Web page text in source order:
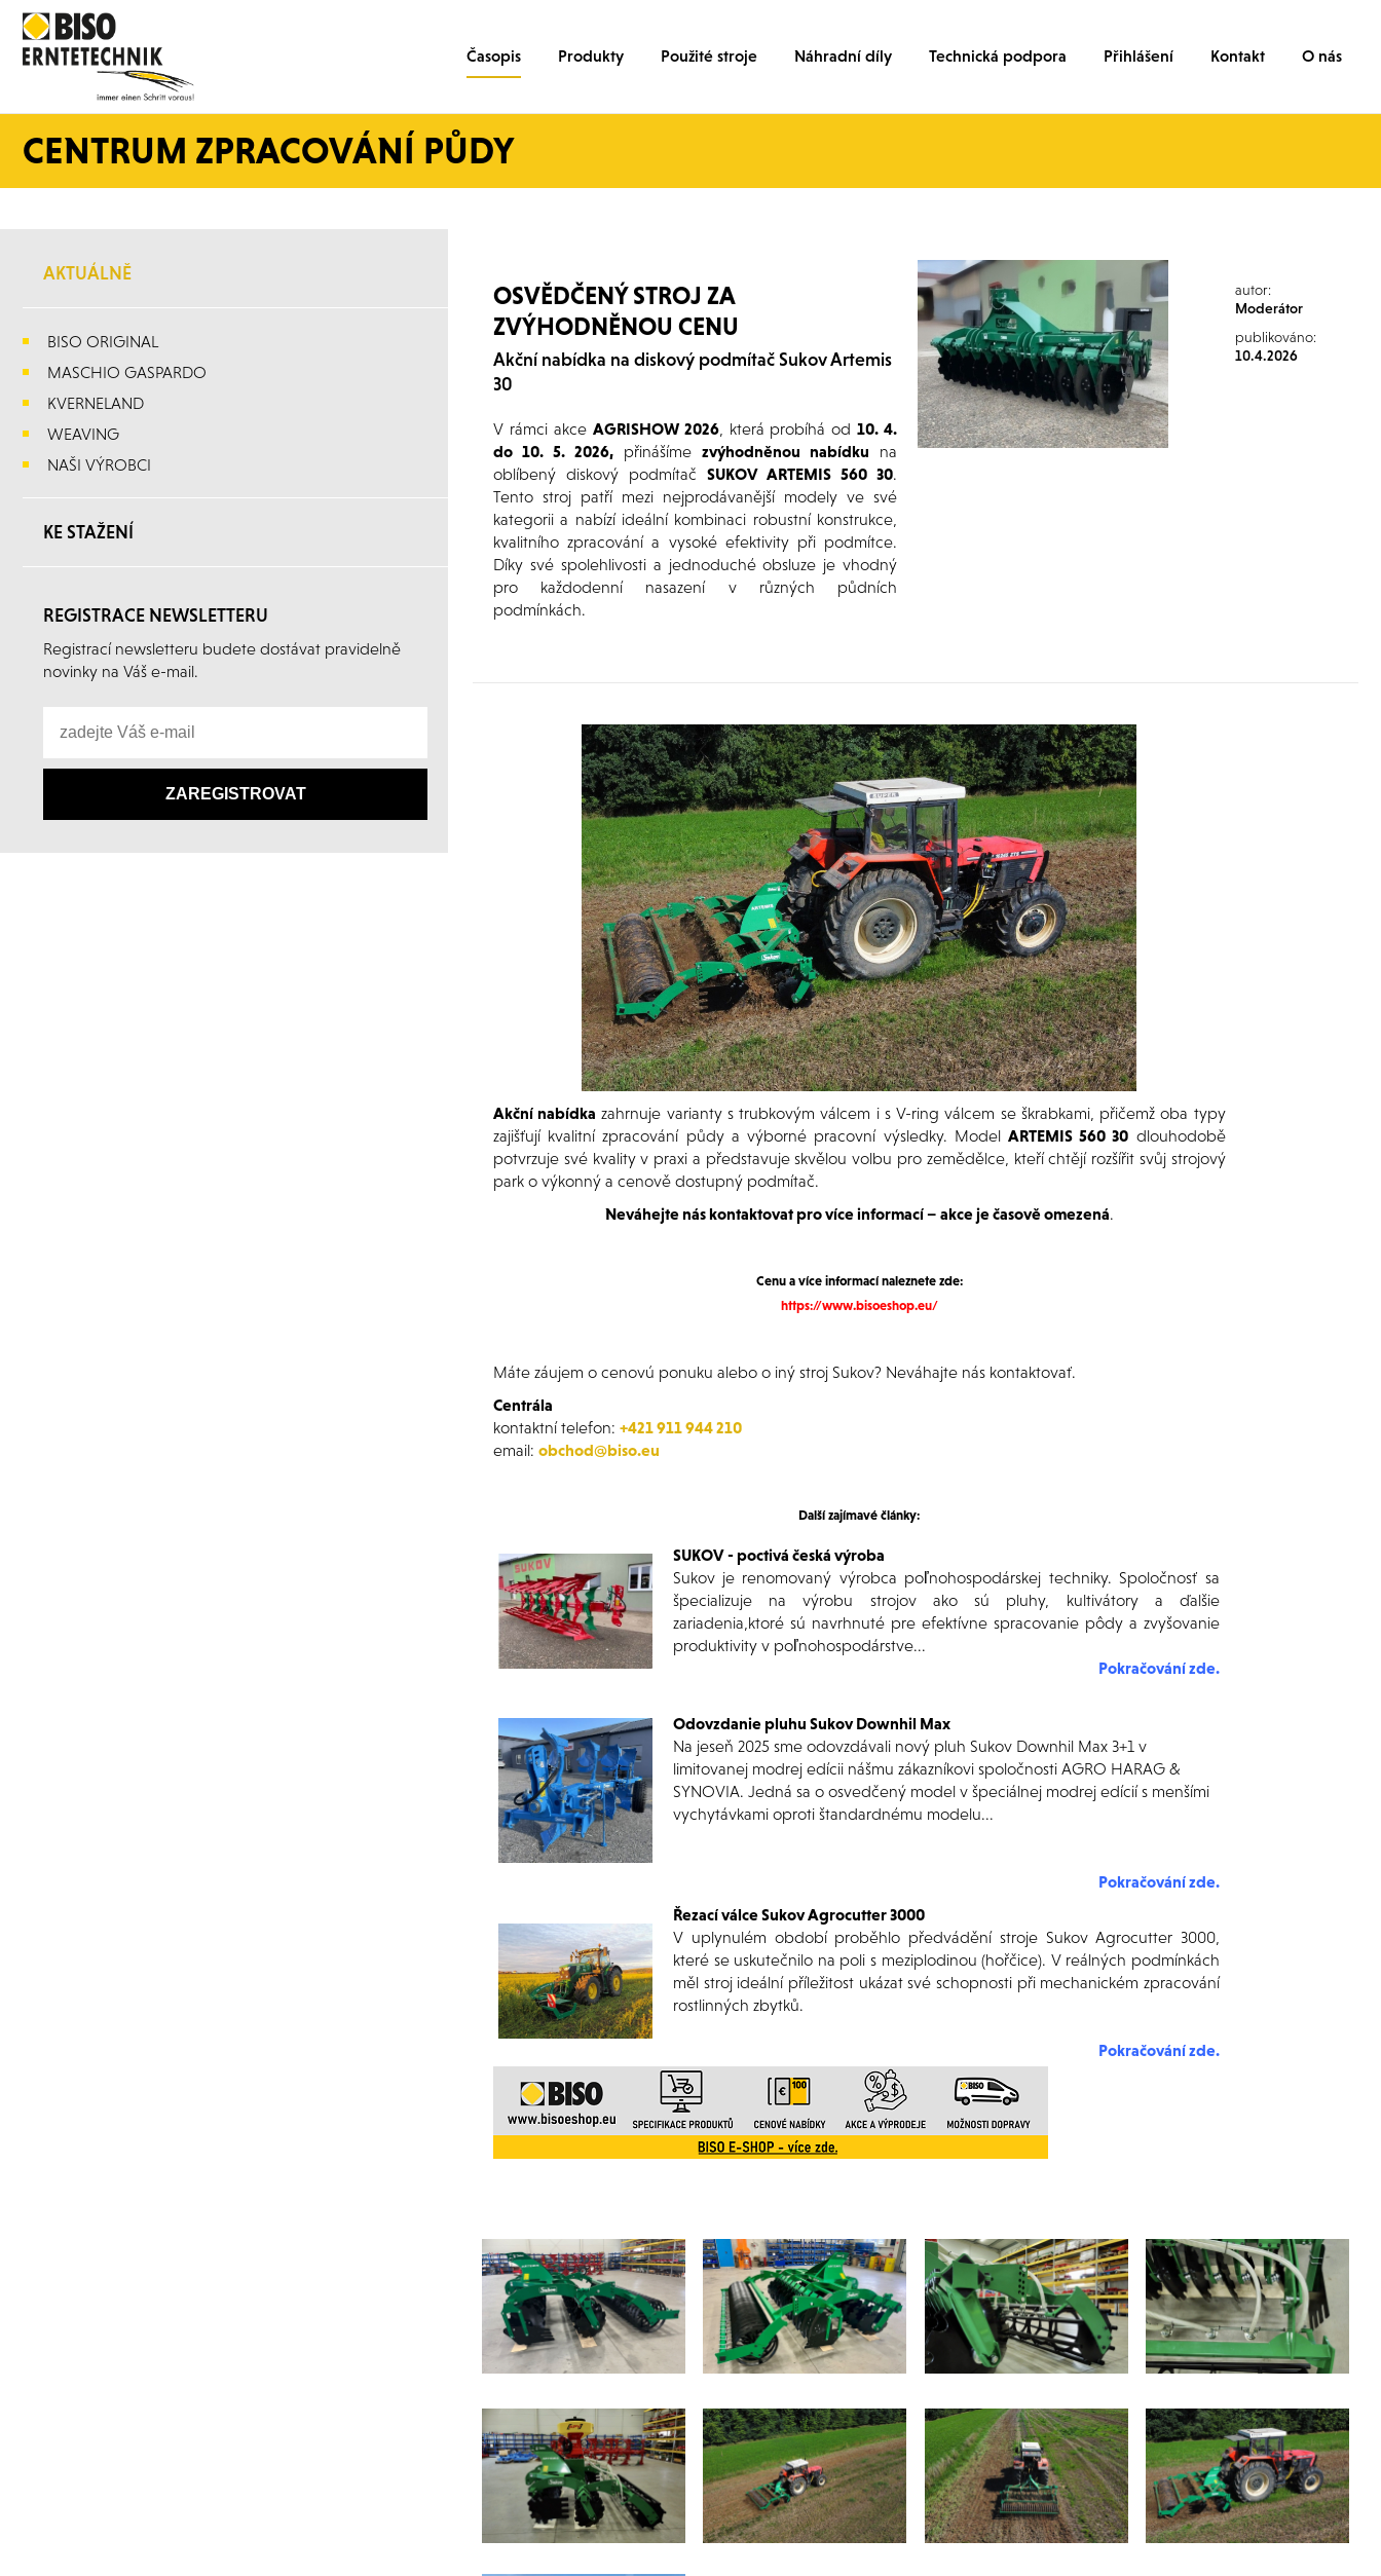
Časopis Produkty Použité stroje Náhradní díly Technická podpora Přihlášení Kontakt O nás
CENTRUM ZPRACOVÁNÍ PŮDY
AKTUÁLNĚ
BISO ORIGINAL
MASCHIO GASPARDO
KVERNELAND
WEAVING
NAŠI VÝROBCI
KE STAŽENÍ
REGISTRACE NEWSLETTERU
Registrací newsletteru budete dostávat pravidelně
novinky na Váš e-mail.
OSVĚDČENÝ STROJ ZA
ZVÝHODNĚNOU CENU
Akční nabídka na diskový podmítač Sukov Artemis
30
autor:
Moderátor
publikováno:
10.4.2026
V rámci akce AGRISHOW 2026, která probíhá od10. 4.
do 10. 5. 2026, přinášímezvýhodněnou nabídku na
oblíbený diskový podmítač SUKOV ARTEMIS 560 30.
Tento stroj patří mezi nejprodávanější modely ve své
kategorii a nabízí ideální kombinaci robustní konstrukce,
kvalitního zpracování a vysoké efektivity při podmítce.
Díky své spolehlivosti a jednoduché obsluze je vhodný
pro každodenní nasazení v různých půdních
podmínkách.
Akční nabídka zahrnuje varianty s trubkovým válcem i s V-ring válcem se škrabkami, přičemž oba typy
zajišťují kvalitní zpracování půdy a výborné pracovní výsledky. ModelARTEMIS 560 30 dlouhodobě
potvrzuje své kvality v praxi a představuje skvělou volbu pro zemědělce, kteří chtějí rozšířit svůj strojový
park o výkonný a cenově dostupný podmítač.
Neváhejte nás kontaktovat pro více informací – akce je časově omezená.
Cenu a více informací naleznete zde:
https://www.bisoeshop.eu/
Máte záujem o cenovú ponuku alebo o iný stroj Sukov? Neváhajte nás kontaktovať.
Centrála
kontaktní telefon: +421 911 944 210
email: obchod@biso.eu
Další zajímavé články:
SUKOV - poctivá česká výroba
Sukov je renomovaný výrobca poľnohospodárskej techniky. Spoločnosť sa
špecializuje na výrobu strojov ako sú pluhy, kultivátory a ďalšie
zariadenia,ktoré sú navrhnuté pre efektívne spracovanie pôdy a zvyšovanie
produktivity v poľnohospodárstve...
Pokračování zde.
Odovzdanie pluhu Sukov Downhil Max
Na jeseň 2025 sme odovzdávali nový pluh Sukov Downhil Max 3+1 v
limitovanej modrej edícii nášmu zákazníkovi spoločnosti AGRO HARAG &
SYNOVIA. Jedná sa o osvedčený model v špeciálnej modrej edícií s menšími
vychytávkami oproti štandardnému modelu...
Pokračování zde.
Řezací válce Sukov Agrocutter 3000
V uplynulém období proběhlo předvádění stroje Sukov Agrocutter 3000,
které se uskutečnilo na poli s meziplodinou (hořčice). V reálných podmínkách
měl stroj ideální příležitost ukázat své schopnosti při mechanickém zpracování
rostlinných zbytků.
Pokračování zde.